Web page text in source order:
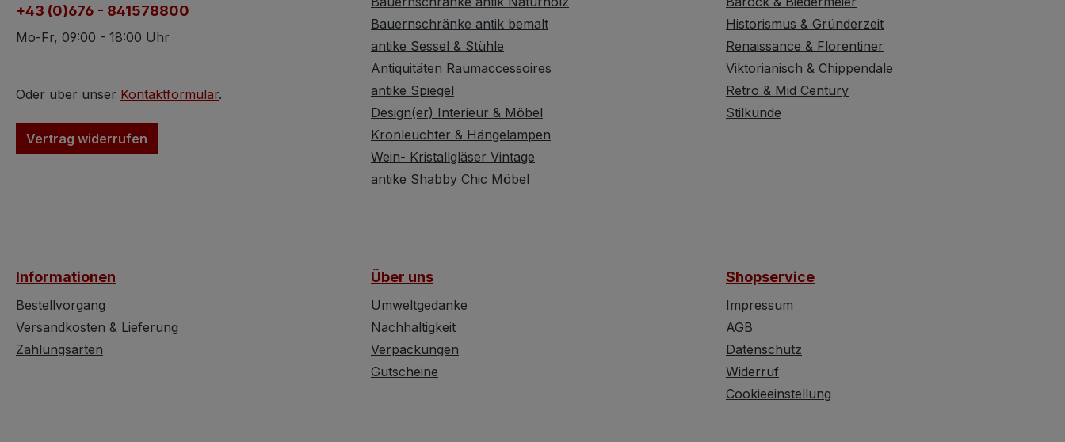
Pakistan.
natürlich gewachsene
Steine aus: Pakistan.
+43 (0)676 - 841578800
Mo-Fr, 09:00 - 18:00 Uhr
Oder über unser Kontaktformular.
Vertrag widerrufen
Bauernschränke antik bemalt
antike Sessel & Stühle
Antiquitäten Raumaccessoires
antike Spiegel
Design(er) Interieur & Möbel
Kronleuchter & Hängelampen
Wein- Kristallgläser Vintage
antike Shabby Chic Möbel
Historismus & Gründerzeit
Renaissance & Florentiner
Viktorianisch & Chippendale
Retro & Mid Century
Stilkunde
Informationen
Bestellvorgang
Versandkosten & Lieferung
Zahlungsarten
Über uns
Umweltgedanke
Nachhaltigkeit
Verpackungen
Gutscheine
Shopservice
Impressum
AGB
Datenschutz
Widerruf
Cookieeinstellung